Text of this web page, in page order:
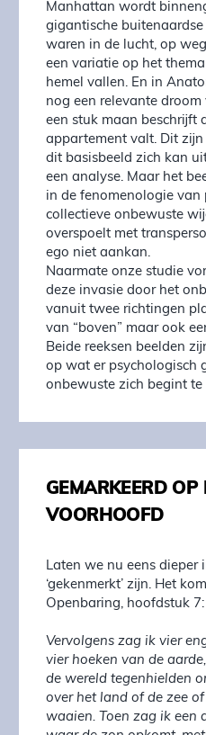
Manhattan wordt
gigantische
waren in de lucht, op
een variatie op het
hemel vallen. En in
nog een relevante
een stuk maan beschrijft
appartement valt. Dit
dit basisbeeld zich kan
een analyse. Maar het
in de fenomenologie van
collectieve onbewuste
overspoelt met
ego niet aankan.
Naarmate onze studie
deze invasie door het
vanuit twee richtingen
van “boven” maar ook
Beide reeksen beelden
op wat er psychologisch
onbewuste zich begint te
GEMARKEERD OP
VOORHOOFD
Laten we nu eens dieper
‘gekenmerkt’ zijn. Het
Openbaring, hoofdstuk 7:
Vervolgens zag ik vier
vier hoeken van de
de wereld tegenhielden
over het land of de zee
waaien. Toen zag ik een